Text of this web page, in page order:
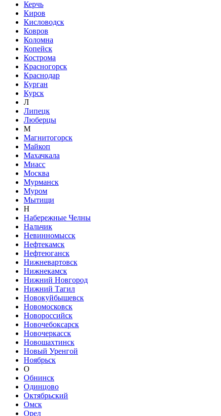
Керчь
Киров
Кисловодск
Ковров
Коломна
Копейск
Кострома
Красногорск
Краснодар
Курган
Курск
Л
Липецк
Люберцы
М
Магнитогорск
Майкоп
Махачкала
Миасс
Москва
Мурманск
Муром
Мытищи
Н
Набережные Челны
Нальчик
Невинномысск
Нефтекамск
Нефтеюганск
Нижневартовск
Нижнекамск
Нижний Новгород
Нижний Тагил
Новокуйбышевск
Новомосковск
Новороссийск
Новочебоксарск
Новочеркасск
Новошахтинск
Новый Уренгой
Ноябрьск
О
Обнинск
Одинцово
Октябрьский
Омск
Орел